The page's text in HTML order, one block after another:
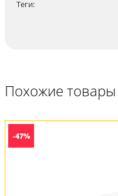
Теги:
Похожие товары
-47%